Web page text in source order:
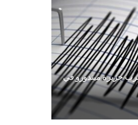
درجة يضرب جزيرة ميندورو في